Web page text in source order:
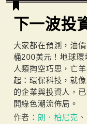
下一波投
大家都在預測，油
桶200美元！地球環
人類掏空巧思，亡
起：環保科技，就
的企業與投資人，
開綠色潮流佈局。
作者： 朗．柏尼克 、